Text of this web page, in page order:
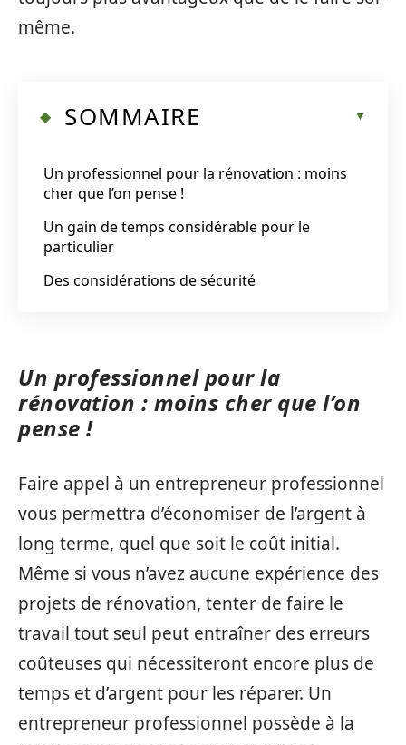
même.
SOMMAIRE
Un professionnel pour la rénovation : moins
cher que l’on pense !
Un gain de temps considérable pour le
particulier
Des considérations de sécurité
Un professionnel pour la
rénovation : moins cher que l’on
pense !
Faire appel à un entrepreneur professionnel
vous permettra d’économiser de l’argent à
long terme, quel que soit le coût initial.
Même si vous n’avez aucune expérience des
projets de rénovation, tenter de faire le
travail tout seul peut entraîner des erreurs
coûteuses qui nécessiteront encore plus de
temps et d’argent pour les réparer. Un
entrepreneur professionnel possède à la